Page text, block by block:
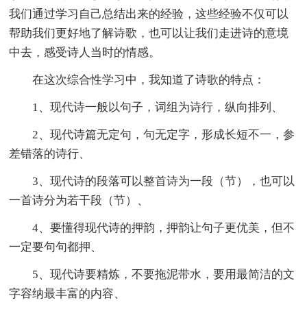
我们通过学习自己总结出来的经验，这些经验不仅可以
帮助我们更好地了解诗歌，也可以让我们走进诗的意境
中去，感受诗人当时的情感。
在这次综合性学习中，我知道了诗歌的特点：
1、现代诗一般以句子，词组为诗行，纵向排列、
2、现代诗篇无定句，句无定字，形成长短不一，参
差错落的诗行、
3、现代诗的段落可以整首诗为一段（节），也可以
一首诗分为若干段（节）、
4、要懂得现代诗的押韵，押韵让句子更优美，但不
一定要句句都押、
5、现代诗要精炼，不要拖泥带水，要用最简洁的文
字容纳最丰富的内容、